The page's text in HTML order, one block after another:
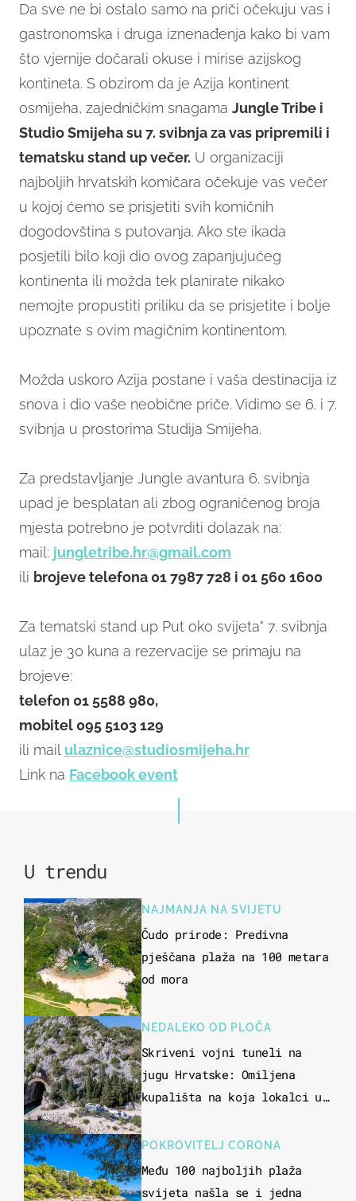
Da sve ne bi ostalo samo na priči očekuju vas i
gastronomska i druga iznenađenja kako bi vam
što vjernije dočarali okuse i mirise azijskog
kontineta. S obzirom da je Azija kontinent
osmijeha, zajedničkim snagama Jungle Tribe i
Studio Smijeha su 7. svibnja za vas pripremili i
tematsku stand up večer. U organizaciji
najboljih hrvatskih komičara očekuje vas večer
u kojoj ćemo se prisjetiti svih komičnih
dogodovština s putovanja. Ako ste ikada
posjetili bilo koji dio ovog zapanjujućeg
kontinenta ili možda tek planirate nikako
nemojte propustiti priliku da se prisjetite i bolje
upoznate s ovim magičnim kontinentom.
Možda uskoro Azija postane i vaša destinacija iz
snova i dio vaše neobične priče. Vidimo se 6. i 7.
svibnja u prostorima Studija Smijeha.
Za predstavljanje Jungle avantura 6. svibnja
upad je besplatan ali zbog ograničenog broja
mjesta potrebno je potvrditi dolazak na:
mail: jungletribe.hr@gmail.com
ili brojeve telefona 01 7987 728 i 01 560 1600
Za tematski stand up Put oko svijeta" 7. svibnja
ulaz je 30 kuna a rezervacije se primaju na
brojeve:
telefon 01 5588 980,
mobitel 095 5103 129
ili mail ulaznice@studiosmijeha.hr
Link na Facebook event
U trendu
NAJMANJA NA SVIJETU
Čudo prirode: Predivna
pješčana plaža na 100 metara
od mora
NEDALEKO OD PLOČA
Skriveni vojni tuneli na
jugu Hrvatske: Omiljena
kupališta na koja lokalci u
u more
POKROVITELJ CORONA
Među 100 najboljih plaža
svijeta našla se i jedna